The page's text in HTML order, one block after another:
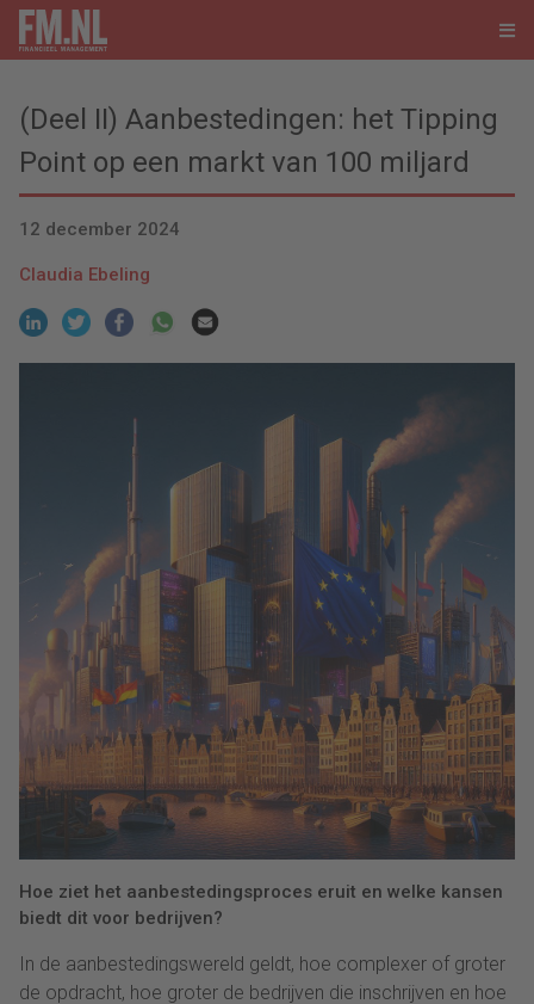
(Deel II) Aanbestedingen: het Tipping
Point op een markt van 100 miljard
12 december 2024
Claudia Ebeling
Hoe ziet het aanbestedingsproces eruit en welke kansen
biedt dit voor bedrijven?
In de aanbestedingswereld geldt, hoe complexer of groter
de opdracht, hoe groter de bedrijven die inschrijven en hoe